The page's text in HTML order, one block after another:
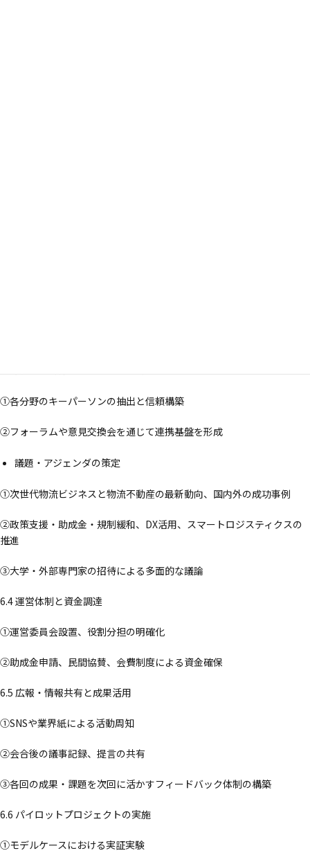
①各分野のキーパーソンの抽出と信頼構築
②フォーラムや意見交換会を通じて連携基盤を形成
議題・アジェンダの策定
①次世代物流ビジネスと物流不動産の最新動向、国内外の成功事例
②政策支援・助成金・規制緩和、DX活用、スマートロジスティクスの
推進
③大学・外部専門家の招待による多面的な議論
6.4 運営体制と資金調達
①運営委員会設置、役割分担の明確化
②助成金申請、民間協賛、会費制度による資金確保
6.5 広報・情報共有と成果活用
①SNSや業界紙による活動周知
②会合後の議事記録、提言の共有
③各回の成果・課題を次回に活かすフィードバック体制の構築
6.6 パイロットプロジェクトの実施
①モデルケースにおける実証実験